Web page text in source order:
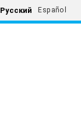
Русский Español